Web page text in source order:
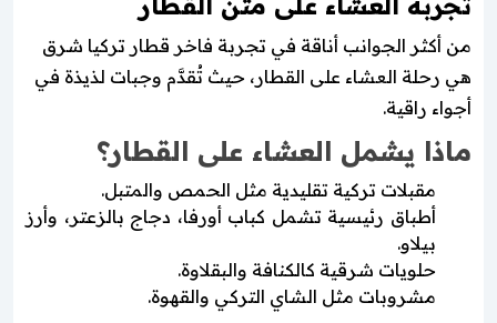
من أكثر الجوانب أناقة في تجربة فاخر قطار تركيا شرق
هي رحلة العشاء على القطار، حيث تُقدَّم وجبات لذيذة في
أجواء راقية.
ماذا يشمل العشاء على القطار؟
مقبلات تركية تقليدية مثل الحمص والمتبل.
أطباق رئيسية تشمل كباب أورفا، دجاج بالزعتر، وأرز
بيلاو.
حلويات شرقية كالكنافة والبقلاوة.
مشروبات مثل الشاي التركي والقهوة.